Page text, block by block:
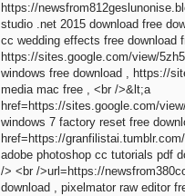
https://
studio .net 2015 download free
cc wedding effects free download
https://sites.google.com/view/
windows free download , https://
media mac free , <br />&lt;a
href=https://sites.google.com/
windows 7 factory reset free
href=https://
adobe photoshop cc tutorials pdf
/> <br />url=https://
download , pixelmator raw editor